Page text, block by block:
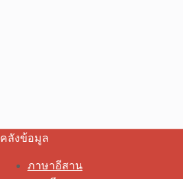
คลังข้อมูล
ภาษาอีสาน